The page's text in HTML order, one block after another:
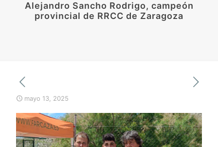
Alejandro Sancho Rodrigo, campeón
provincial de RRCC de Zaragoza
mayo 13, 2025